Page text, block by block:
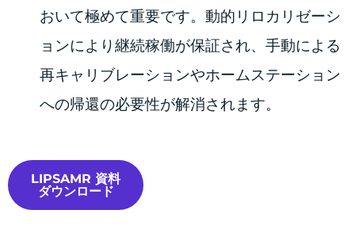
おいて極めて重要です。動的リロカリゼーシ
ョンにより継続稼働が保証され、手動による
再キャリブレーションやホームステーション
への帰還の必要性が解消されます。
LIPSAMR 資料
ダウンロード